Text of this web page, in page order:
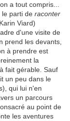
a tout compris...
le parti de raconter
Viard)
d'une visite de
prend les devants,
à prendre est
la
fait gérable. Sauf
un peu dans le
qui lui n'en
un parcours
au point de
les aventures